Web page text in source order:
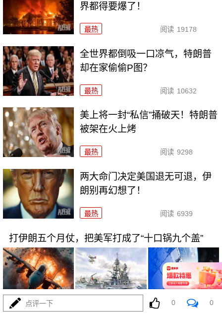
界都得要爆了！
最热 阅读 19178
全世界都倒吸一口凉气，特朗普
却在家偷偷P图？
最热 阅读 10632
美上将一封“私信”捅破天！特朗普
被架在火上烤
最热 阅读 9298
两大命门决定美国退无可退，伊
朗别再幻想了！
最热 阅读 6939
打伊朗五个月仗，把美军打成了“十口锅九个盖”
最热 5386 08-02
点评一下 0 0